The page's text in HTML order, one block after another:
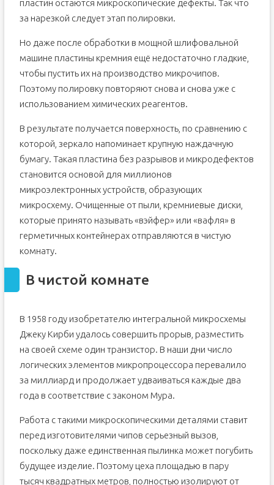
пластин остаются микроскопические дефекты. Так что
за нарезкой следует этап полировки.
Но даже после обработки в мощной шлифовальной
машине пластины кремния ещё недостаточно гладкие,
чтобы пустить их на производство микрочипов.
Поэтому полировку повторяют снова и снова уже с
использованием химических реагентов.
В результате получается поверхность, по сравнению с
которой, зеркало напоминает крупную наждачную
бумагу. Такая пластина без разрывов и микродефектов
становится основой для миллионов
микроэлектронных устройств, образующих
микросхему. Очищенные от пыли, кремниевые диски,
которые принято называть «вэйфер» или «вафля» в
герметичных контейнерах отправляются в чистую
комнату.
В чистой комнате
В 1958 году изобретателю интегральной микросхемы
Джеку Кирби удалось совершить прорыв, разместить
на своей схеме один транзистор. В наши дни число
логических элементов микропроцессора перевалило
за миллиард и продолжает удваиваться каждые два
года в соответствие с законом Мура.
Работа с такими микроскопическими деталями ставит
перед изготовителями чипов серьезный вызов,
поскольку даже единственная пылинка может погубить
будущее изделие. Поэтому цеха площадью в пару
тысяч квадратных метров, полностью изолируют от